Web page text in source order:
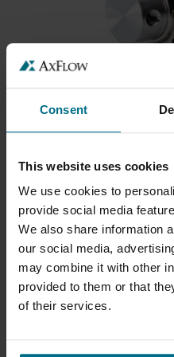
Consent
This website uses cookies
We use cookies to
provide social media
We also share information
our social media,
may combine it with other
provided to them or that
of their services.
Max.